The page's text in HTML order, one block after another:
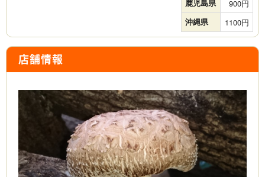
鹿児島県 900
沖縄県 1100
店舗情報